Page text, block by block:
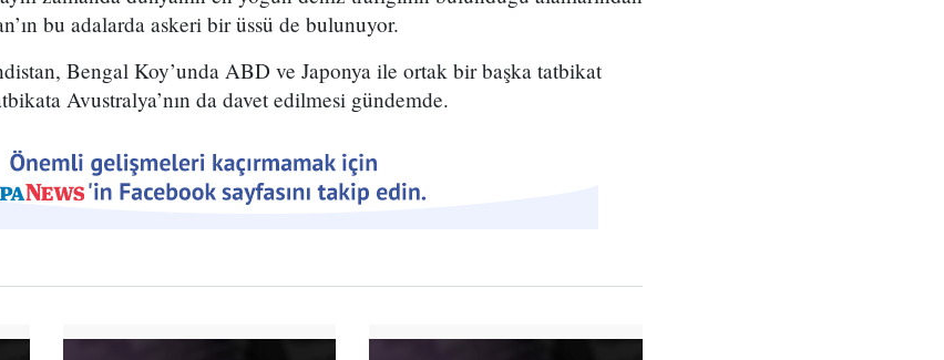
bu adalarda askeri bir üssü de bulunuyor.
Bengal Koy’unda ABD ve Japonya ile ortak bir başka tatbikat
Avustralya’nın da davet edilmesi gündemde.